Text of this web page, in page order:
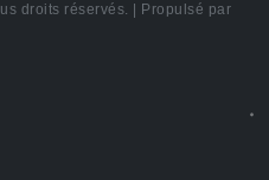
droits réservés. | Propulsé par